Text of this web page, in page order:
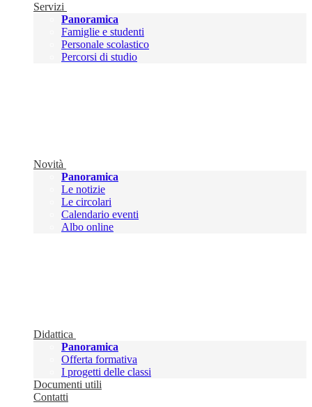
Servizi
Panoramica
Famiglie e studenti
Personale scolastico
Percorsi di studio
Novità
Panoramica
Le notizie
Le circolari
Calendario eventi
Albo online
Didattica
Panoramica
Offerta formativa
I progetti delle classi
Documenti utili
Contatti